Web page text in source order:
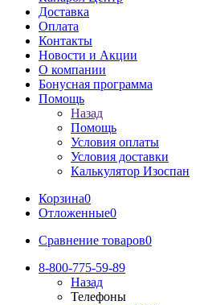
Доставка
Оплата
Контакты
Новости и Акции
О компании
Бонусная программа
Помощь
Назад
Помощь
Условия оплаты
Условия доставки
Калькулятор Изоспан
Корзина0
Отложенные0
Сравнение товаров0
8-800-775-59-89
Назад
Телефоны